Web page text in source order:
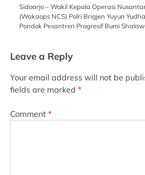
Sidoarjo – Wakil Kepala Operasi
(Wakaops NCS) Polri Brigjen Yuyun
Pondok Pesantren Progresif Bumi
Leave a Reply
Your email address will not be
fields are marked *
Comment *